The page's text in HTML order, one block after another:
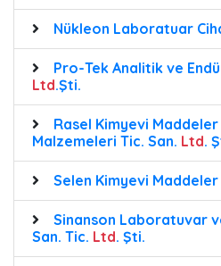
Nükleon Laboratuar
Pro-Tek Analitik ve
Ltd.Şti.
Rasel Kimyevi
Malzemeleri Tic. San. Ltd.
Selen Kimyevi Maddeler
Sinanson Laboratuvar
San. Tic. Ltd. Şti.